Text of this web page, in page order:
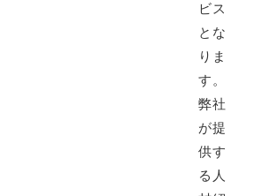
ビス
とな
りま
す。
弊社
が提
供す
る人